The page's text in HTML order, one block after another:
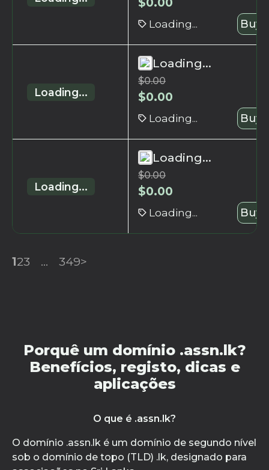
Loading... Buy
Loading...
Loading...
$0.00
$0.00
Loading... Buy
Loading...
Loading...
$0.00
$0.00
Loading... Buy
123 ... 349>
Porquê um domínio .assn.lk?
Benefícios, registo, dicas e
aplicações
O que é .assn.lk?
O domínio .assn.lk é um domínio de segundo nível
sob o domínio de topo (TLD) .lk, designado para